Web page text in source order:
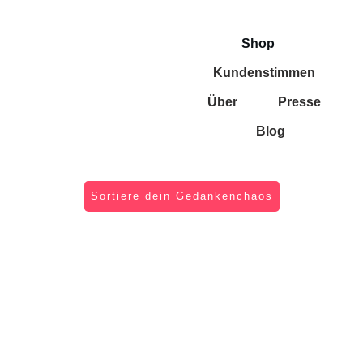
Shop
Kundenstimmen
Über Presse
Blog
Sortiere dein Gedankenchaos